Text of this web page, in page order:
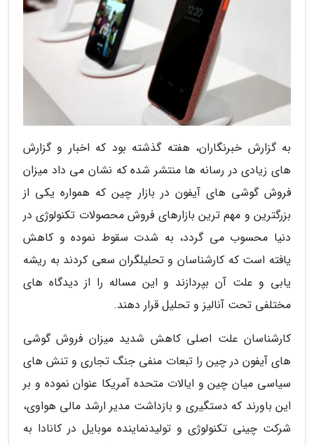
به گزارش خبرنگاران، هفته گذشته بود که اخبار و گزارش
های زیادی در رسانه ها منتشر شده که نشان می داد میزان
فروش گوشی های آیفون در بازار چین که همواره یکی از
بزرگترین و مهم ترین بازارهای فروش محصولات تکنولوژی در
دنیا محسوب می گردد، به شدت سقوط نموده و کاهش
یافته است که کارشناسان و تحلیلگران سعی کردند به ریشه
یابی و علت آن بپردازند و این مساله را از دیدگاه های
مختلفی تحت آنالیز و تحلیل قرار دهند.
کارشناسان علت اصلی کاهش شدید میزان فروش گوشی
های آیفون در چین را تبعات منفی جنگ تجاری و تنش های
سیاسی میان چین و ایالات متحده آمریکا عنوان نموده و بر
این باورند که دستگیری و بازداشت مدیر ارشد مالی هواوی،
شرکت چینی تکنولوژی و تولیدنماینده موبایل در کانادا به